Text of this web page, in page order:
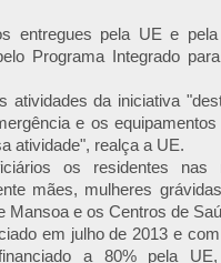
entregues pela UE e
Programa Integrado
atividades da iniciativa
e os
atividade", realça a UE.
os residentes
mães, mulheres
Mansoa e os Centros de
em julho de 2013 e
a 80% pela